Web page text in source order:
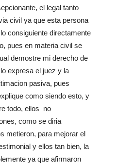
el legal tanto
civil ya que esta persona
consiguiente directamente
pues en materia civil se
demostre mi derecho de
expresa el juez y la
pasiva, pues
como siendo esto, y
todo, ellos no
como se diria
metieron, para mejorar el
y ellos tan bien, la
ya que afirmaron